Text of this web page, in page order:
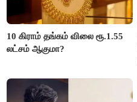
10 கிராம் தங்கம் விலை ரூ.1.55
லட்சம் ஆகுமா?